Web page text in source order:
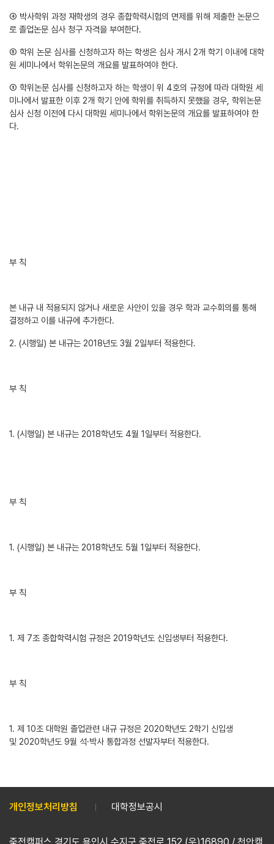
④ 박사학위 과정 재학생의 경우 종합학력시험의 면제를 위해 제출한 논문으
로 졸업논문 심사 청구 자격을 부여한다.
⑤ 학위 논문 심사를 신청하고자 하는 학생은 심사 개시 2개 학기 이내에 대학
원 세미나에서 학위논문의 개요를 발표하여야 한다.
⑥ 학위논문 심사를 신청하고자 하는 학생이 위 4호의 규정에 따라 대학원 세
미나에서 발표한 이후 2개 학기 안에 학위를 취득하지 못했을 경우, 학위논문
심사 신청 이전에 다시 대학원 세미나에서 학위논문의 개요를 발표하여야 한
다.
부 칙
본 내규 내 적용되지 않거나 새로운 사안이 있을 경우 학과 교수회의를 통해
결정하고 이를 내규에 추가한다.
2. (시행일) 본 내규는 2018년도 3월 2일부터 적용한다.
부 칙
1. (시행일) 본 내규는 2018학년도 4월 1일부터 적용한다.
부 칙
1. (시행일) 본 내규는 2018학년도 5월 1일부터 적용한다.
부 칙
1. 제 7조 종합학력시험 규정은 2019학년도 신입생부터 적용한다.
부 칙
1. 제 10조 대학원 졸업관련 내규 규정은 2020학년도 2학기 신입생
및 2020학년도 9월 석·박사 통합과정 선발자부터 적용한다.
개인정보처리방침 대학정보공시